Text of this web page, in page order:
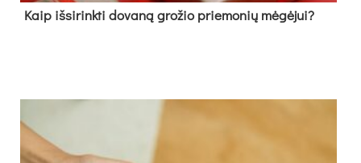
Kaip išsirinkti dovaną grožio priemonių mėgėjui?